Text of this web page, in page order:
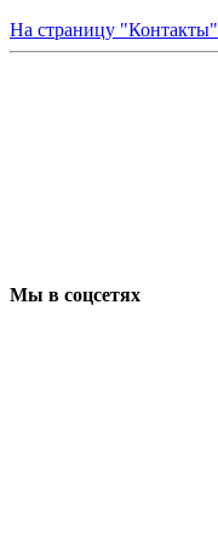
На страницу "Контакты"
Мы в соцсетях